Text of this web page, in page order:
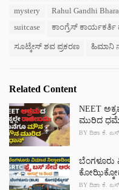
mystery
Rahul Gandhi
suitcase
ಕಾಂಗ್ರೆಸ್ ಕಾರ್ಯಕರ್ತಿ
ಸೂಟ್ಕೇಸ್ ಶವ ಪ್ರಕರಣ ಹಿಮಾನಿ
Related Content
NEET
ಮುರಿದ
BY ದಿಶಾ ಕೆ. ಎಸ್.
ಬೆಂಗಳೂರು
BY ದಿಶಾ ಕೆ.